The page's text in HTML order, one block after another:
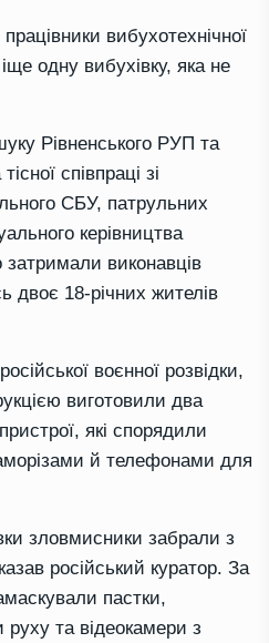
вибухотехнічної
одну вибухівку, яка не
Рівненського РУП та
співпраці зі
СБУ, патрульних
керівництва
затримали виконавців
двоє 18-річних жителів
воєнної розвідки,
виготовили два
які спорядили
й телефонами для
зловмисники забрали з
російський куратор. За
пастки,
та відеокамери з